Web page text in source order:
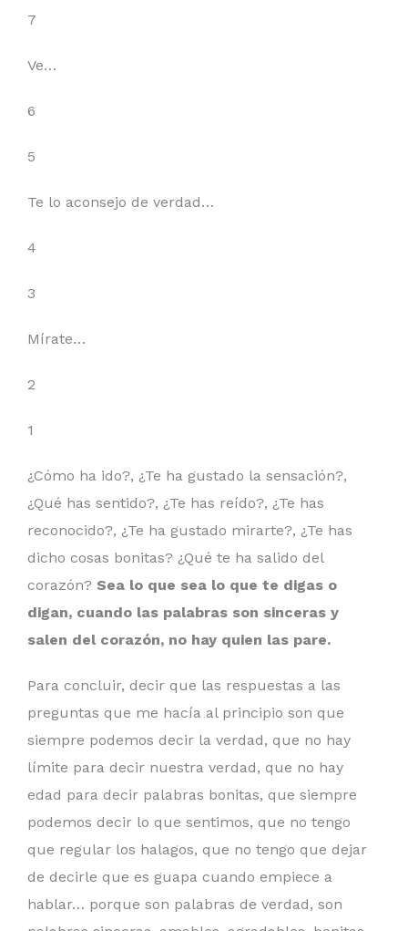
7
Ve…
6
5
Te lo aconsejo de verdad…
4
3
Mírate…
2
1
¿Cómo ha ido?, ¿Te ha gustado la sensación?,
¿Qué has sentido?, ¿Te has reído?, ¿Te has
reconocido?, ¿Te ha gustado mirarte?, ¿Te has
dicho cosas bonitas? ¿Qué te ha salido del
corazón? Sea lo que sea lo que te digas o
digan, cuando las palabras son sinceras y
salen del corazón, no hay quien las pare.
Para concluir, decir que las respuestas a las
preguntas que me hacía al principio son que
siempre podemos decir la verdad, que no hay
límite para decir nuestra verdad, que no hay
edad para decir palabras bonitas, que siempre
podemos decir lo que sentimos, que no tengo
que regular los halagos, que no tengo que dejar
de decirle que es guapa cuando empiece a
hablar… porque son palabras de verdad, son